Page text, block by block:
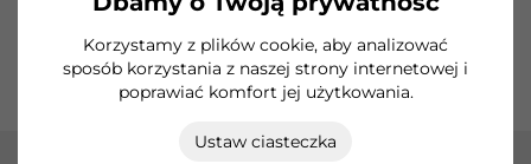
Korzystamy z plików cookie, aby analizować
sposób korzystania z naszej strony internetowej i
poprawiać komfort jej użytkowania.
Ustaw ciasteczka
Ekspozytory